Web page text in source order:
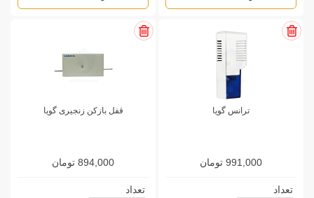
ترانس گویا
991,000 تومان
تعداد
قفل بازکن زنجیری گویا
894,000 تومان
تعداد